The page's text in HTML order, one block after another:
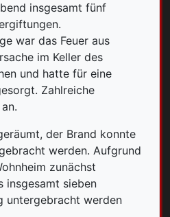
insgesamt fünf
war das Feuer aus
im Keller des
und hatte für eine
Zahlreiche
der Brand konnte
werden. Aufgrund
zunächst
insgesamt sieben
untergebracht werden